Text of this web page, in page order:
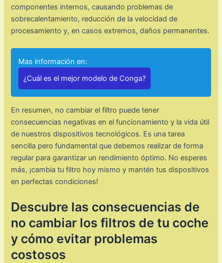
componentes internos, causando problemas de
sobrecalentamiento, reducción de la velocidad de
procesamiento y, en casos extremos, daños permanentes.
Mas información en:
¿Cuál es el mejor modelo de Conga?
En resumen, no cambiar el filtro puede tener
consecuencias negativas en el funcionamiento y la vida útil
de nuestros dispositivos tecnológicos. Es una tarea
sencilla pero fundamental que debemos realizar de forma
regular para garantizar un rendimiento óptimo. No esperes
más, ¡cambia tu filtro hoy mismo y mantén tus dispositivos
en perfectas condiciones!
Descubre las consecuencias de
no cambiar los filtros de tu coche
y cómo evitar problemas
costosos